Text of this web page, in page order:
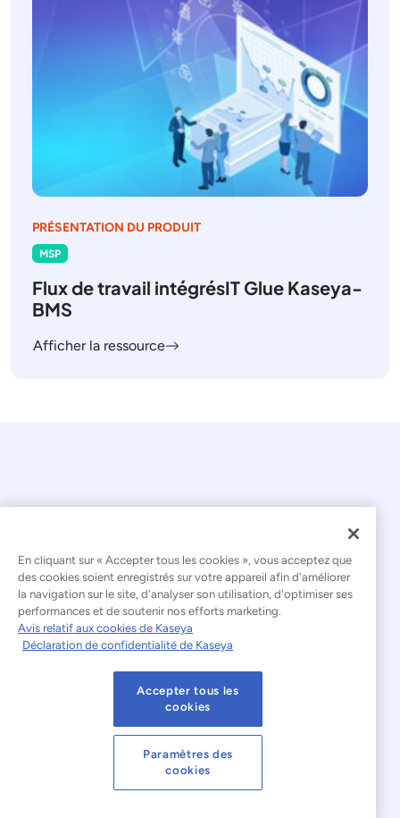
PRÉSENTATION DU PRODUIT
MSP
Flux de travail intégrésIT Glue Kaseya-
BMS
Afficher la ressource
© 2026 Kaseya. Tous droits réservés.
Français
Déclaration relative à l'esclavage moderne
Mentions légales
Conditions d'utilisation du site web
Déclaration de confidentialité
En cliquant sur « Accepter tous les cookies », vous acceptez que
des cookies soient enregistrés sur votre appareil afin d'améliorer
la navigation sur le site, d'analyser son utilisation, d'optimiser ses
performances et de soutenir nos efforts marketing.
Avis relatif aux cookies de Kaseya
Déclaration de confidentialité de Kaseya
Accepter tous les
cookies
Paramètres des
cookies